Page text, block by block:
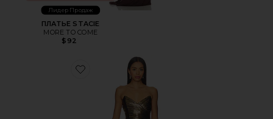
Лидер Продаж
ПЛАТЬЕ STACIE
MORE TO COME
$92
Favorite ПЛАТЬЕ WALDORF